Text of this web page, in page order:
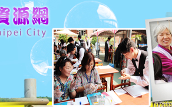
跳
到
主
要
內
容